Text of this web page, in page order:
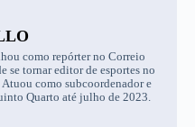
como repórter no Correio
se tornar editor de esportes no
como subcoordenador e
Quarto até julho de 2023.